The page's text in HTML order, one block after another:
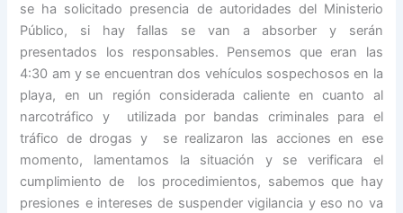
se ha solicitado presencia de autoridades del Ministerio
Público, si hay fallas se van a absorber y serán
presentados los responsables. Pensemos que eran las
4:30 am y se encuentran dos vehículos sospechosos en la
playa, en un región considerada caliente en cuanto al
narcotráfico y utilizada por bandas criminales para el
tráfico de drogas y se realizaron las acciones en ese
momento, lamentamos la situación y se verificara el
cumplimiento de los procedimientos, sabemos que hay
presiones e intereses de suspender vigilancia y eso no va